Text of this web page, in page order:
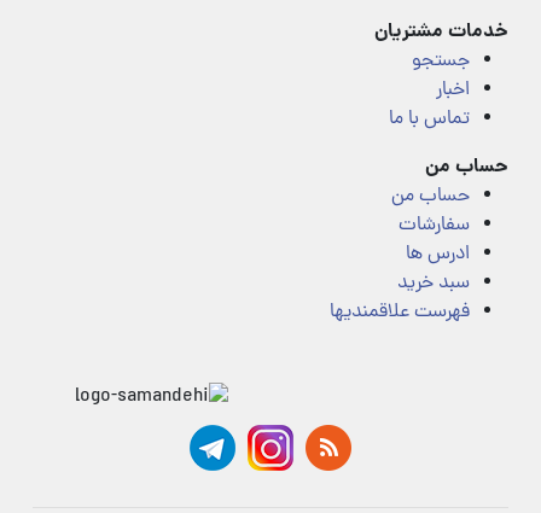
خدمات مشتریان
جستجو
اخبار
تماس با ما
حساب من
حساب من
سفارشات
ادرس ها
سبد خرید
فهرست علاقمندیها